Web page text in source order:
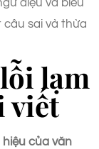
điệu và biểu
sai và thừa
lạm
viết
của văn